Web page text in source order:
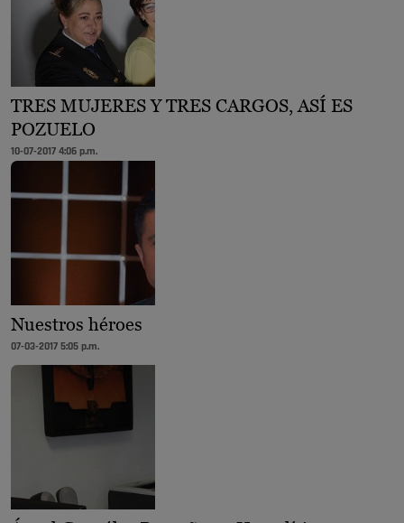
TRES MUJERES Y TRES CARGOS, ASÍ ES
POZUELO
10-07-2017 4:06 p.m.
Nuestros héroes
07-03-2017 5:05 p.m.